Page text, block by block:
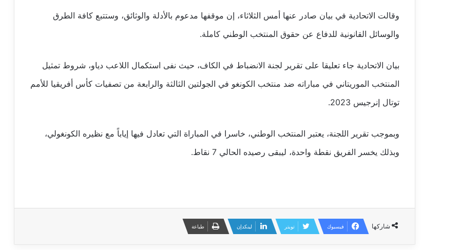
وقالت الاتحادية في بيان صادر عنها أمس الثلاثاء، إن موقفها مدعوم بالأدلة والوثائق، وستتبع كافة الطرق
والوسائل القانونية للدفاع عن حقوق المنتخب الوطني كاملة.
بيان الاتحادية جاء تعليقا على تقرير لجنة الانضباط في الكاف، حيث نفى استكمال اللاعب دياو، شروط تمثيل
المنتخب الموريتاني في مباراته ضد منتخب الكونغو في الجولتين الثالثة والرابعة من تصفيات كأس أفريقيا للأمم
توتال إنرجيس 2023.
وبموجب تقرير اللجنة، يعتبر المنتخب الوطني، خاسرا في المباراة التي تعادل فيها إياباً مع نظيره الكونغولي،
وبذلك يخسر الفريق نقطة واحدة، ليبقى رصيده الحالي 7 نقاط.
شاركها فيسبوك تويتر لينكدإن طباعة